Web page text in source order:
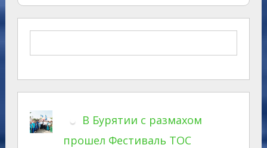
В Бурятии с размахом
прошел Фестиваль ТОС